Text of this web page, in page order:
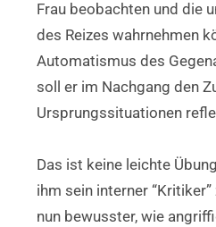
Frau beobachten und die
des Reizes wahrnehmen
Automatismus des
soll er im Nachgang den
Ursprungssituationen
Das ist keine leichte
ihm sein interner
nun bewusster, wie